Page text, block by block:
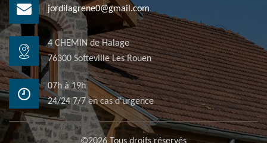
jordilagrene0@gmail.com
4 CHEMIN de Halage
76300 Sotteville Les Rouen
07h à 19h
24/24 7/7 en cas d'urgence